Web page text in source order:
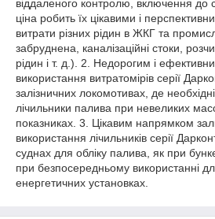
віддаленого контролю, включення до
ціна робить їх цікавими і
витрати різних рідин в ЖКГ та
забруднена, каналізаційні стоки,
рідин і т. д.). 2. Недорогим і
використання витратомірів серії
залізничних локомотивах, де
лічильники палива при невеликих
показниках. 3. Цікавим напрямком
використання лічильників серії
суднах для обліку палива, як при
при безпосередньому використанні
енергетичних установках.